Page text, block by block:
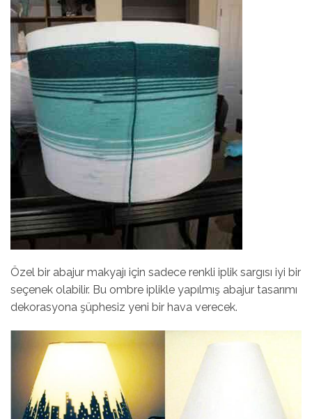
Özel bir abajur makyajı için sadece renkli iplik sargısı iyi bir
seçenek olabilir. Bu ombre iplikle yapılmış abajur tasarımı
dekorasyona şüphesiz yeni bir hava verecek.